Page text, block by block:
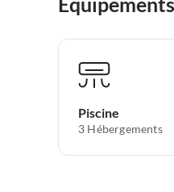
Piscine
3 Hébergements